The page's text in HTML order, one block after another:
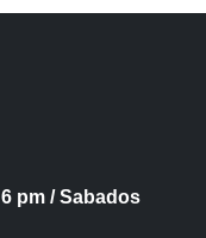
pm /Sabados